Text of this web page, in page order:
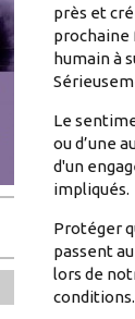
près et
prochaine
humain à
Le
ou d’une
d'un
impliqués.
Protéger
passent
lors de
conditions.